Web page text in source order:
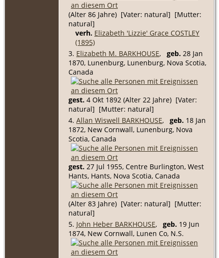
(Alter 86 Jahre) [Vater: natural] [Mutter:
natural]
verh. Elizabeth 'Lizzie' Grace COSTLEY
(1895)
3. Elizabeth M. BARKHOUSE, geb. 28 Jan
1870, Lunenburg, Lunenburg, Nova Scotia,
Canada
gest. 4 Okt 1892 (Alter 22 Jahre) [Vater:
natural] [Mutter: natural]
4. Allan Wiswell BARKHOUSE, geb. 18 Jan
1872, New Cornwall, Lunenburg, Nova
Scotia, Canada
gest. 27 Jul 1955, Centre Burlington, West
Hants, Hants, Nova Scotia, Canada
(Alter 83 Jahre) [Vater: natural] [Mutter:
natural]
5. John Heber BARKHOUSE, geb. 19 Jun
1874, New Cornwall, Lunen Co, N.S.